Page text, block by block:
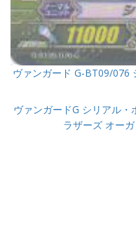
ヴァンガード G-BT09/076
ヴァンガードG シリアル
ラザーズ オー